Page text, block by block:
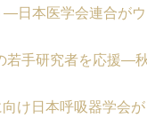
日本医学会連合が
若手研究者を応援―
け日本呼吸器学会